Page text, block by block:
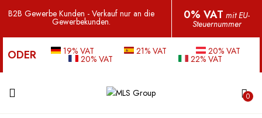
B2B Gewerbe Kunden - Verkauf nur an die
Gewerbekunden. 0% VAT mit EU-
Steuernummer
ODER 19% VAT 21% VAT 20% VAT
20% VAT 22% VAT
0